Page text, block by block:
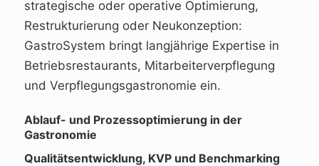
strategische oder operative Optimierung,
Restrukturierung oder Neukonzeption:
GastroSystem bringt langjährige Expertise in
Betriebsrestaurants, Mitarbeiterverpflegung
und Verpflegungsgastronomie ein.
Ablauf- und Prozessoptimierung in der
Gastronomie
Qualitätsentwicklung, KVP und Benchmarking